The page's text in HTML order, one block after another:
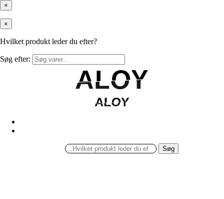
×
×
Hvilket produkt leder du efter?
Søg efter:
ALOY
ALOY
ALOY
ALOY
Søg